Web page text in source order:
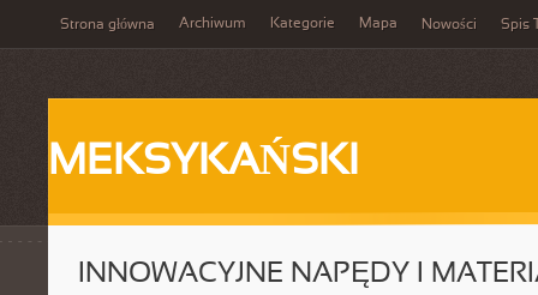
Strona główna Archiwum Kategorie Mapa Nowości Spis
MEKSYKAŃSKI
INNOWACYJNE NAPĘDY I